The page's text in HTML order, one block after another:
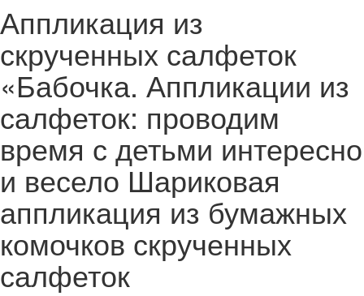
Аппликация из
скрученных салфеток
«Бабочка. Аппликации из
салфеток: проводим
время с детьми интересно
и весело Шариковая
аппликация из бумажных
комочков скрученных
салфеток